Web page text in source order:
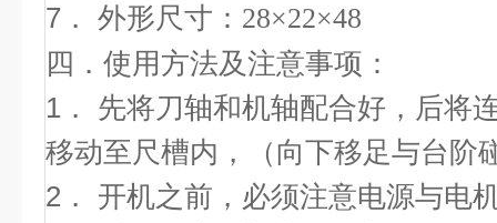
7． 外形尺寸： 28×22×48
四． 使用方法及注意事项：
1． 先将刀轴和机轴配合好，后将
移动至尺槽内，（向下移足与台阶
2． 开机之前，必须注意电源与电